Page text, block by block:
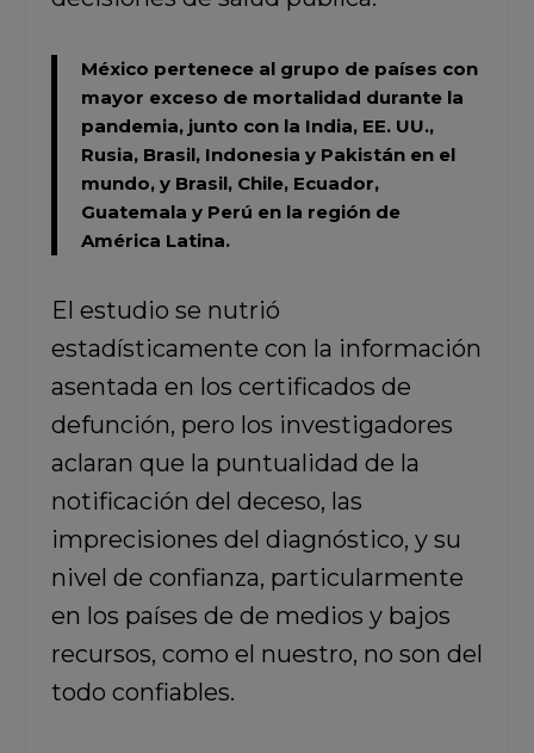
México pertenece al grupo de países con
mayor exceso de mortalidad durante la
pandemia, junto con la India, EE. UU.,
Rusia, Brasil, Indonesia y Pakistán en el
mundo, y Brasil, Chile, Ecuador,
Guatemala y Perú en la región de
América Latina.
El estudio se nutrió
estadísticamente con la información
asentada en los certificados de
defunción, pero los investigadores
aclaran que la puntualidad de la
notificación del deceso, las
imprecisiones del diagnóstico, y su
nivel de confianza, particularmente
en los países de de medios y bajos
recursos, como el nuestro, no son del
todo confiables.